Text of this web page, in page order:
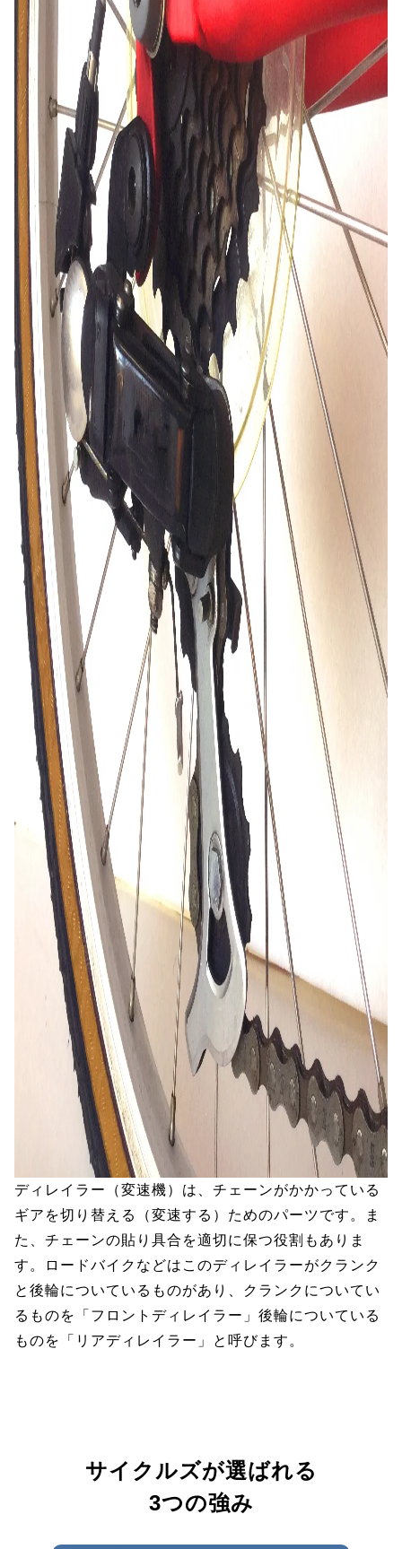
ディレイラー（変速機）は、チェーンがかかっている
ギアを切り替える（変速する）ためのパーツです。ま
た、チェーンの貼り具合を適切に保つ役割もありま
す。ロードバイクなどはこのディレイラーがクランク
と後輪についているものがあり、クランクについてい
るものを「フロントディレイラー」後輪についている
ものを「リアディレイラー」と呼びます。
サイクルズが選ばれる
3つの強み